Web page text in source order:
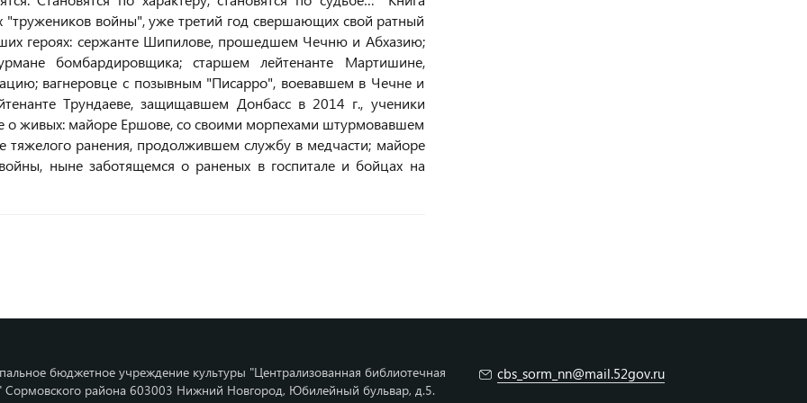
войны", уже третий год свершающих свой ратный
героях: сержанте Шипилове, прошедшем Чечню и Абхазию;
бомбардировщика; старшем лейтенанте Мартишине,
вагнеровце с позывным "Писарро", воевавшем в Чечне и
Трундаеве, защищавшем Донбасс в 2014 г., ученики
о живых: майоре Ершове, со своими морпехами штурмовавшем
тяжелого ранения, продолжившем службу в медчасти; майоре
ныне заботящемся о раненых в госпитале и бойцах на
бюджетное учреждение культуры "Централизованная библиотечная
Сормовского района 603003 Нижний Новгород, Юбилейный бульвар, д.5.
cbs_sorm_nn@mail.52gov.ru